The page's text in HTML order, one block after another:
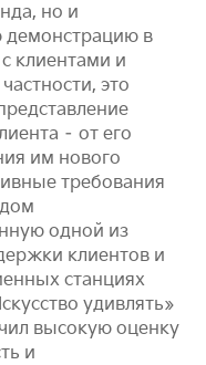
но и
демонстрацию в
клиентами и
это
– от его
им нового
требования
одной из
клиентов и
станциях
удивлять»
высокую оценку
и